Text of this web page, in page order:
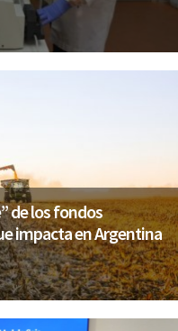
de los fondos
impacta en Argentina